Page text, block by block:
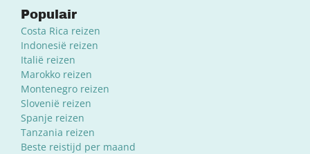
Populair
Costa Rica reizen
Indonesië reizen
Italië reizen
Marokko reizen
Montenegro reizen
Slovenië reizen
Spanje reizen
Tanzania reizen
Beste reistijd per maand